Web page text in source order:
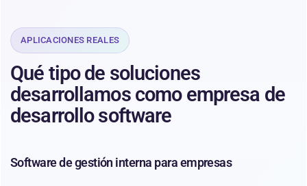
APLICACIONES REALES
Qué tipo de soluciones
desarrollamos como empresa de
desarrollo software
Software de gestión interna para empresas